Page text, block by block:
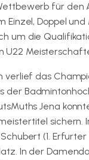
für den
Einzel, Doppel
um die
U22
verlief das
der
Jena
sichern.
(1.
In der